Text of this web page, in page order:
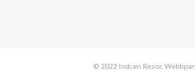
© 2022 Indcen Resor,